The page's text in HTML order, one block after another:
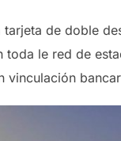
tarjeta de doble
toda le red de
vinculación